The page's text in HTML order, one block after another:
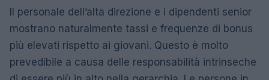
Il personale dell’alta direzione e i dipendenti senior
mostrano naturalmente tassi e frequenze di bonus
più elevati rispetto ai giovani. Questo è molto
prevedibile a causa delle responsabilità intrinseche